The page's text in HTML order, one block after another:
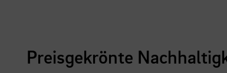
Preisgekrönte